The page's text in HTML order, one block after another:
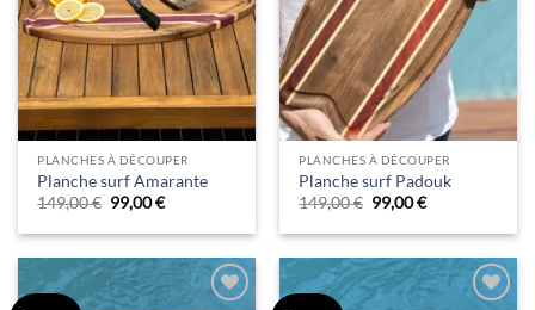
PLANCHES À DÉCOUPER
Planche surf Amarante
149,00€ Le
prix
initial
149,00 €.
99,00€Le
actuel
99,00 €.
PLANCHES À DÉCOUPER
Planche surf Padouk
149,00€ Le
prix
initial
149,00 €.
99,00€Le
actuel
99,00 €.